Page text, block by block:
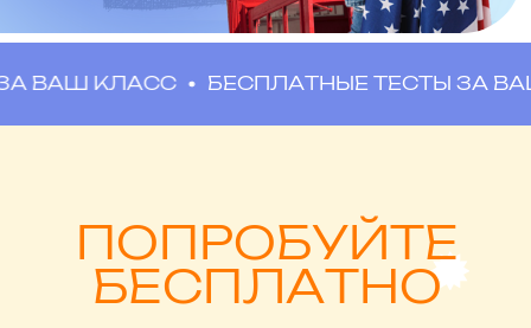
КЛАСС БЕСПЛАТНЫЕ ТЕСТЫ ЗА ВАШ
ОЦЕНКА ИЗ СЕКЦИИ/КРУЖКА
По некоторым предметам можно
ПРОСТАЯ НАВИГАЦИЯ
Платформа сделана для ребенка и
родителя, 100% простоты и
удобства по мнению наших семей!